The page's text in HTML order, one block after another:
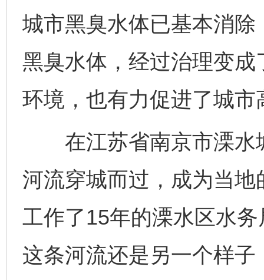
城市黑臭水体已基本消
黑臭水体，经过治理变
环境，也有力促进了城市
在江苏省南京市溧水
河流穿城而过，成为当
工作了15年的溧水区水
这条河流还是另一个样